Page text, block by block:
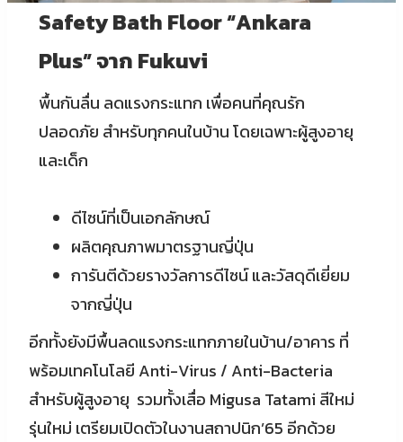
Safety Bath Floor “Ankara
Plus” จาก Fukuvi
พื้นกันลื่น ลดแรงกระแทก เพื่อคนที่คุณรัก
ปลอดภัย สำหรับทุกคนในบ้าน โดยเฉพาะผู้สูงอายุ
และเด็ก
ดีไซน์ที่เป็นเอกลักษณ์
ผลิตคุณภาพมาตรฐานญี่ปุ่น
การันตีด้วยรางวัลการดีไซน์ และวัสดุดีเยี่ยม
จากญี่ปุ่น
อีกทั้งยังมีพื้นลดแรงกระแทกภายในบ้าน/อาคาร ที่
พร้อมเทคโนโลยี Anti-Virus / Anti-Bacteria
สำหรับผู้สูงอายุ รวมทั้งเสื่อ Migusa Tatami สีใหม่
รุ่นใหม่ เตรียมเปิดตัวในงานสถาปนิก’65 อีกด้วย